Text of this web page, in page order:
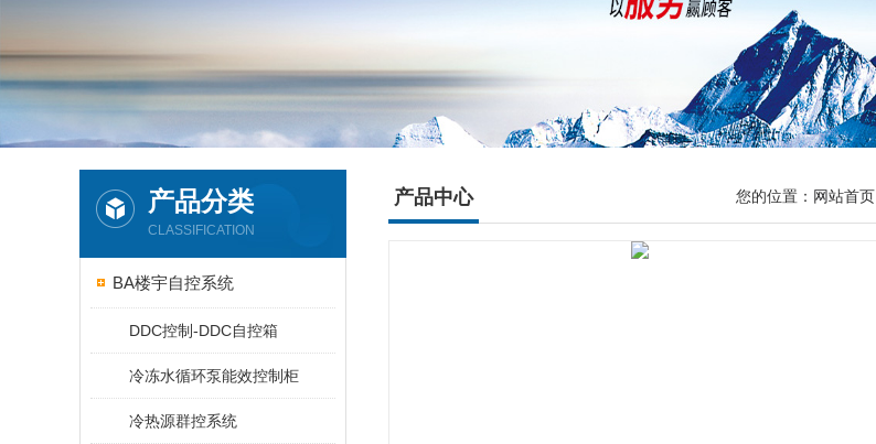
产品分类
CLASSIFICATION
BA楼宇自控系统
DDC控制-DDC自控箱
冷冻水循环泵能效控制柜
冷热源群控系统
产品中心 您的位置： 网站首页